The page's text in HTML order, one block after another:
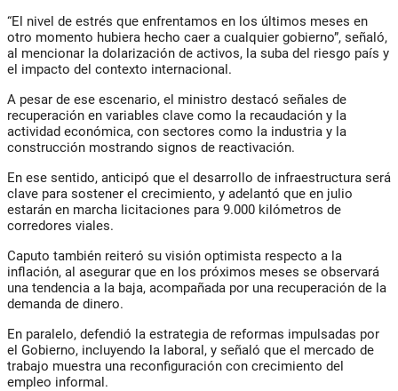
“El nivel de estrés que enfrentamos en los últimos meses en
otro momento hubiera hecho caer a cualquier gobierno”, señaló,
al mencionar la dolarización de activos, la suba del riesgo país y
el impacto del contexto internacional.
A pesar de ese escenario, el ministro destacó señales de
recuperación en variables clave como la recaudación y la
actividad económica, con sectores como la industria y la
construcción mostrando signos de reactivación.
En ese sentido, anticipó que el desarrollo de infraestructura será
clave para sostener el crecimiento, y adelantó que en julio
estarán en marcha licitaciones para 9.000 kilómetros de
corredores viales.
Caputo también reiteró su visión optimista respecto a la
inflación, al asegurar que en los próximos meses se observará
una tendencia a la baja, acompañada por una recuperación de la
demanda de dinero.
En paralelo, defendió la estrategia de reformas impulsadas por
el Gobierno, incluyendo la laboral, y señaló que el mercado de
trabajo muestra una reconfiguración con crecimiento del
empleo informal.